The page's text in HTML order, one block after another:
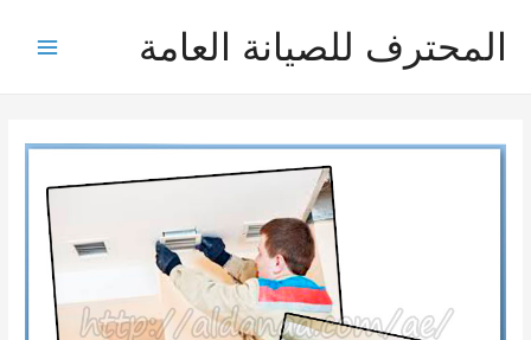
المحترف للصيانة العامة